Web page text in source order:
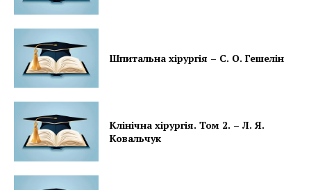
Шпитальна хірургія – С. О. Гешелін
Клінічна хірургія. Том 2. – Л. Я.
Ковальчук